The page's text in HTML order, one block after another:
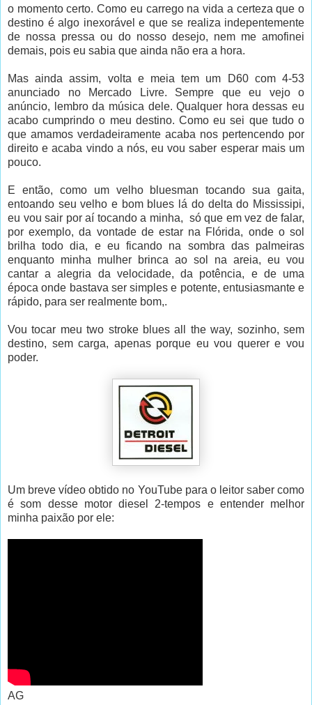
o momento certo. Como eu carrego na vida a certeza que o
destino é algo inexorável e que se realiza indepentemente
de nossa pressa ou do nosso desejo, nem me amofinei
demais, pois eu sabia que ainda não era a hora.
Mas ainda assim, volta e meia tem um D60 com 4-53
anunciado no Mercado Livre. Sempre que eu vejo o
anúncio, lembro da música dele. Qualquer hora dessas eu
acabo cumprindo o meu destino. Como eu sei que tudo o
que amamos verdadeiramente acaba nos pertencendo por
direito e acaba vindo a nós, eu vou saber esperar mais um
pouco.
E então, como um velho bluesman tocando sua gaita,
entoando seu velho e bom blues lá do delta do Mississipi,
eu vou sair por aí tocando a minha, só que em vez de falar,
por exemplo, da vontade de estar na Flórida, onde o sol
brilha todo dia, e eu ficando na sombra das palmeiras
enquanto minha mulher brinca ao sol na areia, eu vou
cantar a alegria da velocidade, da potência, e de uma
época onde bastava ser simples e potente, entusiasmante e
rápido, para ser realmente bom,.
Vou tocar meu two stroke blues all the way, sozinho, sem
destino, sem carga, apenas porque eu vou querer e vou
poder.
Um breve vídeo obtido no YouTube para o leitor saber como
é som desse motor diesel 2-tempos e entender melhor
minha paixão por ele:
AG